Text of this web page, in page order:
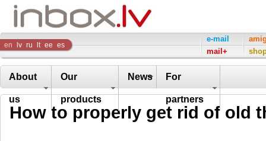
Inbox
Company
en lv ru lt ee es
e-mail
mail+
About
us
Our
products
News For
partners
How to properly get rid of old